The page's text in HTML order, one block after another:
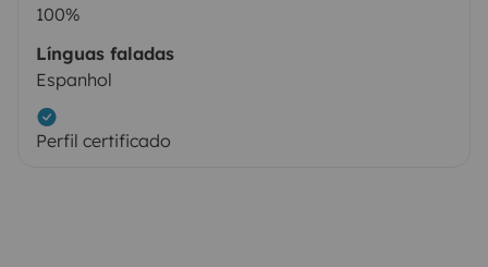
100%
Línguas faladas
Espanhol
Perfil certificado